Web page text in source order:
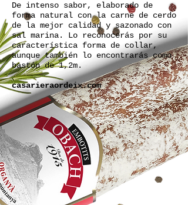
De intenso sabor, elaborado de
forma natural con la carne de cerdo
de la mejor calidad y sazonado con
sal marina. Lo reconocerás por su
característica forma de collar,
aunque también lo encontrarás como
bastón de 1,2m.
casarieraordeix.com